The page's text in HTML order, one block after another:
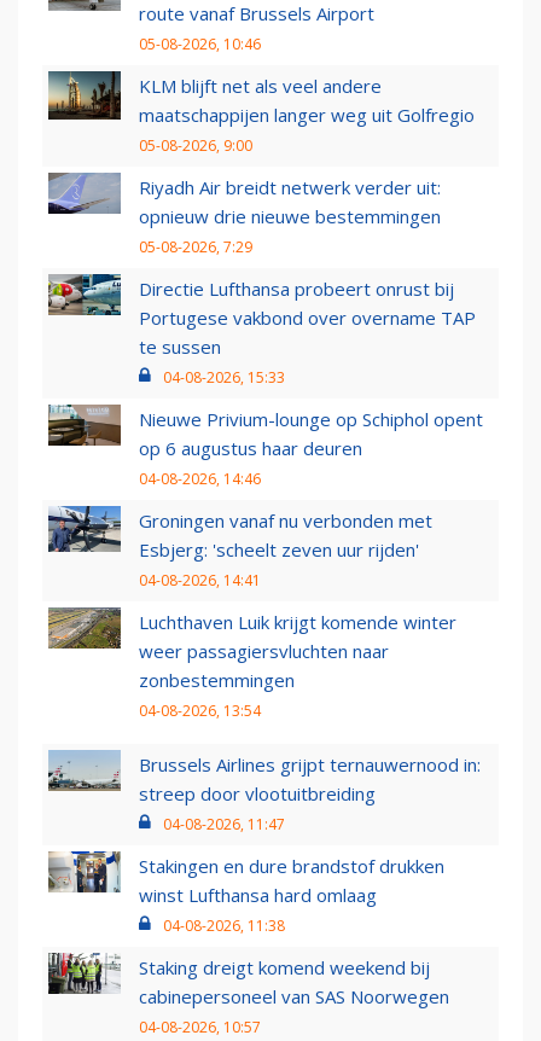
route vanaf Brussels Airport
05-08-2026, 10:46
KLM blijft net als veel andere
maatschappijen langer weg uit Golfregio
05-08-2026, 9:00
Riyadh Air breidt netwerk verder uit:
opnieuw drie nieuwe bestemmingen
05-08-2026, 7:29
Directie Lufthansa probeert onrust bij
Portugese vakbond over overname TAP
te sussen
04-08-2026, 15:33
Nieuwe Privium-lounge op Schiphol opent
op 6 augustus haar deuren
04-08-2026, 14:46
Groningen vanaf nu verbonden met
Esbjerg: 'scheelt zeven uur rijden'
04-08-2026, 14:41
Luchthaven Luik krijgt komende winter
weer passagiersvluchten naar
zonbestemmingen
04-08-2026, 13:54
Brussels Airlines grijpt ternauwernood in:
streep door vlootuitbreiding
04-08-2026, 11:47
Stakingen en dure brandstof drukken
winst Lufthansa hard omlaag
04-08-2026, 11:38
Staking dreigt komend weekend bij
cabinepersoneel van SAS Noorwegen
04-08-2026, 10:57